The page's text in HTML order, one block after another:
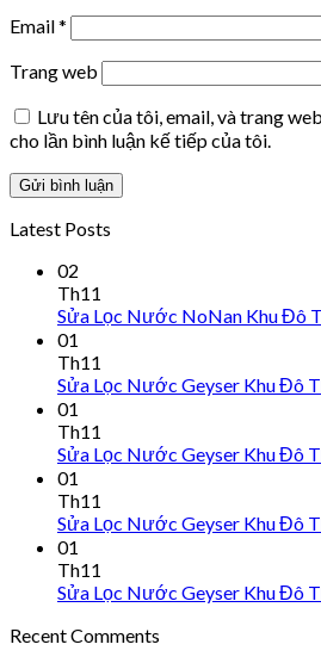
Email*
Trang web
Lưu tên của tôi, email, và trang
cho lần bình luận kế tiếp của tôi.
Latest Posts
02
Th11
Sửa Lọc Nước NoNan Khu Đô
01
Th11
Sửa Lọc Nước Geyser Khu Đô
01
Th11
Sửa Lọc Nước Geyser Khu Đô
01
Th11
Sửa Lọc Nước Geyser Khu Đô
01
Th11
Sửa Lọc Nước Geyser Khu Đô
Recent Comments